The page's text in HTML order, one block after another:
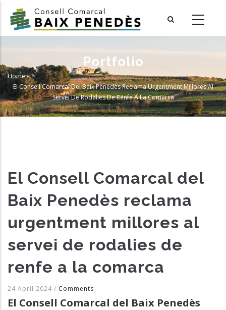
main
Portfolio
Breadcrumb
Home-
El Consell Comarcal Del Baix Penedès Reclama Urgentment Millores Al
Servei De Rodalies De Renfe A La Comarca
El Consell Comarcal del
Baix Penedès reclama
urgentment millores al
servei de rodalies de
renfe a la comarca
24 April 2024 / Comments
El Consell Comarcal del Baix Penedès